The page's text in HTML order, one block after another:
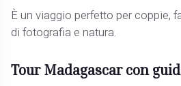
È un viaggio perfetto per coppie,
di fotografia e natura.
Tour Madagascar con